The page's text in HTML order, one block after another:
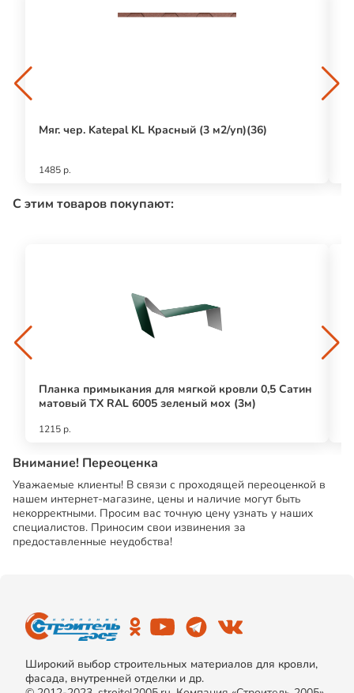
Мяг. чер. Katepal KL Красный (3 м2/уп)(36)
1485 р.
С этим товаров покупают:
Планка примыкания для мягкой кровли 0,5 Сатин
матовый ТХ RAL 6005 зеленый мох (3м)
1215 р.
Внимание! Переоценка
Уважаемые клиенты! В связи с проходящей переоценкой в
нашем интернет-магазине, цены и наличие могут быть
некорректными. Просим вас точную цену узнать у наших
специалистов. Приносим свои извинения за
предоставленные неудобства!
Широкий выбор строительных материалов для кровли,
фасада, внутренней отделки и др.